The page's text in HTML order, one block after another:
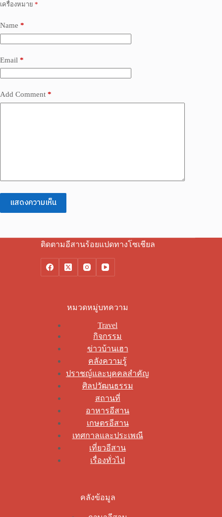
เครื่องหมาย *
Name *
Email *
Add Comment *
แสดงความเห็น
ติดตามอีสานร้อยแปดทางโซเชียล
หมวดหมู่บทความ
Travel
กิจกรรม
ข่าวบ้านเฮา
คลังความรู้
ปราชญ์และบุคคลสำคัญ
ศิลปวัฒนธรรม
สถานที่
อาหารอีสาน
เกษตรอีสาน
เทศกาลและประเพณี
เที่ยวอีสาน
เรื่องทั่วไป
คลังข้อมูล